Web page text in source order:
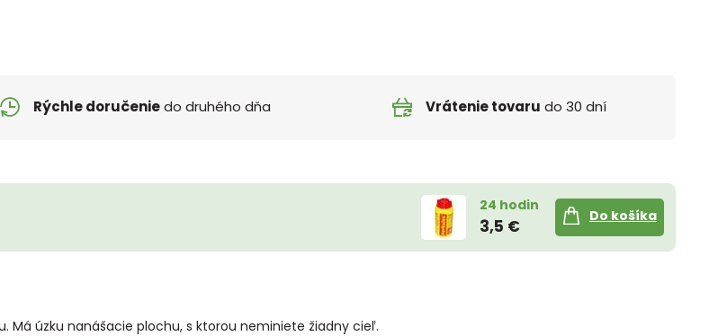
Rýchle doručeniedo druhého dňa Vrátenie tovaru do 30 dní
24 hodin
3,5 €
Do košíka
Má úzku nanášacie plochu, s ktorou neminiete žiadny cieľ.